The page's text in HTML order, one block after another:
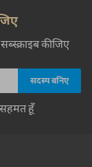
कीजिए
हूँ